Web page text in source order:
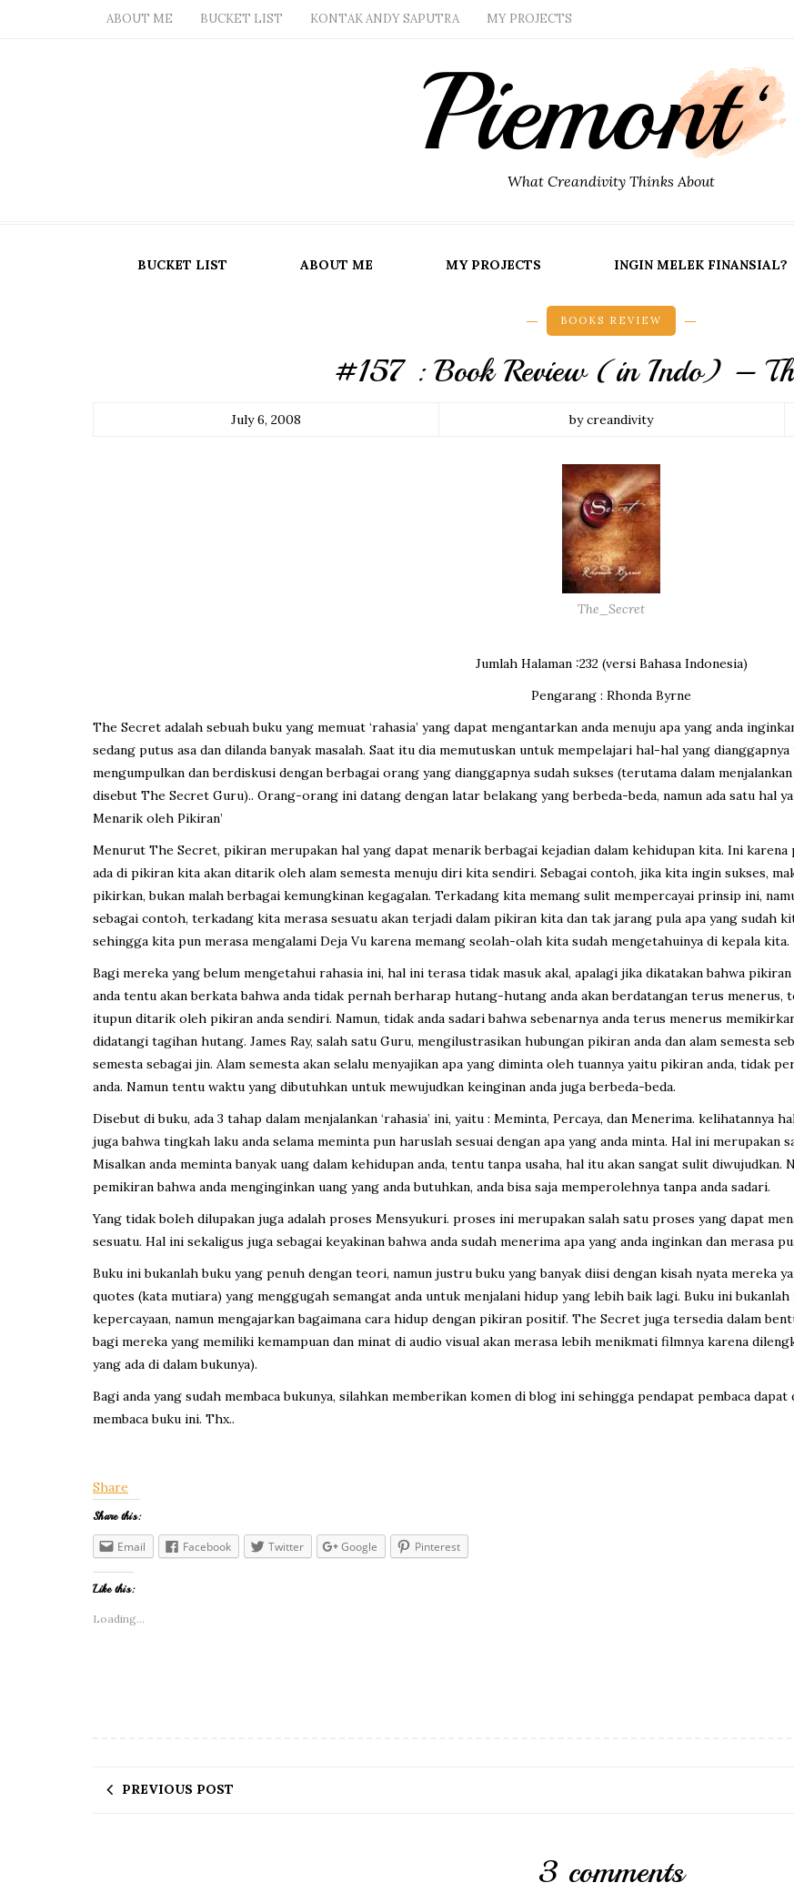
ABOUT ME BUCKET LIST KONTAK ANDY SAPUTRA MY PROJECTS
What Creandivity Thinks About
BUCKET LIST ABOUT ME MY PROJECTS INGIN MELEK FINANSIAL?
BOOKS REVIEW
#157 : Book Review (in Indo) –
July 6, 2008 by creandivity
The_Secret
Jumlah Halaman :232 (versi Bahasa Indonesia)
Pengarang : Rhonda Byrne
The Secret adalah sebuah buku yang memuat ‘rahasia’ yang dapat mengantarkan anda menuju apa yang anda
sedang putus asa dan dilanda banyak masalah. Saat itu dia memutuskan untuk mempelajari hal-hal yang
mengumpulkan dan berdiskusi dengan berbagai orang yang dianggapnya sudah sukses (terutama dalam
disebut The Secret Guru).. Orang-orang ini datang dengan latar belakang yang berbeda-beda, namun ada satu hal
Menarik oleh Pikiran’
Menurut The Secret, pikiran merupakan hal yang dapat menarik berbagai kejadian dalam kehidupan kita. Ini
ada di pikiran kita akan ditarik oleh alam semesta menuju diri kita sendiri. Sebagai contoh, jika kita ingin sukses,
pikirkan, bukan malah berbagai kemungkinan kegagalan. Terkadang kita memang sulit mempercayai prinsip ini,
sebagai contoh, terkadang kita merasa sesuatu akan terjadi dalam pikiran kita dan tak jarang pula apa yang sudah
sehingga kita pun merasa mengalami Deja Vu karena memang seolah-olah kita sudah mengetahuinya di kepala kita.
Bagi mereka yang belum mengetahui rahasia ini, hal ini terasa tidak masuk akal, apalagi jika dikatakan bahwa
anda tentu akan berkata bahwa anda tidak pernah berharap hutang-hutang anda akan berdatangan terus menerus,
itupun ditarik oleh pikiran anda sendiri. Namun, tidak anda sadari bahwa sebenarnya anda terus menerus
didatangi tagihan hutang. James Ray, salah satu Guru, mengilustrasikan hubungan pikiran anda dan alam semesta
semesta sebagai jin. Alam semesta akan selalu menyajikan apa yang diminta oleh tuannya yaitu pikiran anda, tidak
anda. Namun tentu waktu yang dibutuhkan untuk mewujudkan keinginan anda juga berbeda-beda.
Disebut di buku, ada 3 tahap dalam menjalankan ‘rahasia’ ini, yaitu : Meminta, Percaya, dan Menerima.
juga bahwa tingkah laku anda selama meminta pun haruslah sesuai dengan apa yang anda minta. Hal ini merupakan
Misalkan anda meminta banyak uang dalam kehidupan anda, tentu tanpa usaha, hal itu akan sangat sulit diwujudkan.
pemikiran bahwa anda menginginkan uang yang anda butuhkan, anda bisa saja memperolehnya tanpa anda sadari.
Yang tidak boleh dilupakan juga adalah proses Mensyukuri. proses ini merupakan salah satu proses yang dapat
sesuatu. Hal ini sekaligus juga sebagai keyakinan bahwa anda sudah menerima apa yang anda inginkan dan merasa
Buku ini bukanlah buku yang penuh dengan teori, namun justru buku yang banyak diisi dengan kisah nyata mereka
quotes (kata mutiara) yang menggugah semangat anda untuk menjalani hidup yang lebih baik lagi. Buku ini
kepercayaan, namun mengajarkan bagaimana cara hidup dengan pikiran positif. The Secret juga tersedia dalam
bagi mereka yang memiliki kemampuan dan minat di audio visual akan merasa lebih menikmati filmnya karena
yang ada di dalam bukunya).
Bagi anda yang sudah membaca bukunya, silahkan memberikan komen di blog ini sehingga pendapat pembaca
membaca buku ini. Thx..
Share
Share this:
Email Facebook Twitter Google Pinterest
Like this:
Loading...
PREVIOUS POST
3 comments